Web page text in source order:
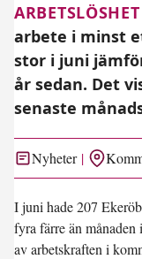
ARBETSLÖSHET
arbete i minst
stor i juni
år sedan. Det
senaste
Nyheter
I juni hade 207
fyra färre än
av arbetskraften i